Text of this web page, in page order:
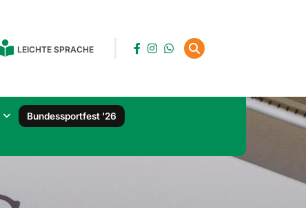
LEICHTE SPRACHE
Bundessportfest '26